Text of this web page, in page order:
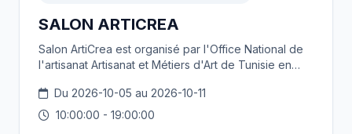
SALON ARTICREA
Salon ArtiCrea est organisé par l'Office National de
l'artisanat Artisanat et Métiers d'Art de Tunisie en
composante du progamme Tounes Wijhetouna -
تونس وجهتنا, financé par l' Union européenne en
Du 2026-10-05 au 2026-10-11
10:00:00 - 19:00:00